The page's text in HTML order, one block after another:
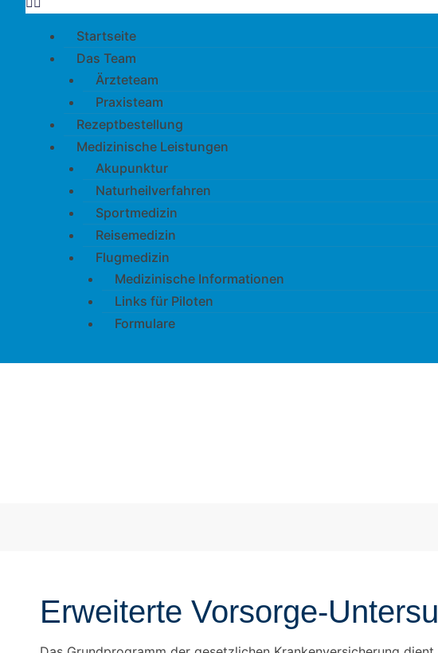
Startseite
Das Team
Ärzteteam
Praxisteam
Rezeptbestellung
Medizinische Leistungen
Akupunktur
Naturheilverfahren
Sportmedizin
Reisemedizin
Flugmedizin
Medizinische Informationen
Links für Piloten
Formulare
Erweiterte Vorsorge-